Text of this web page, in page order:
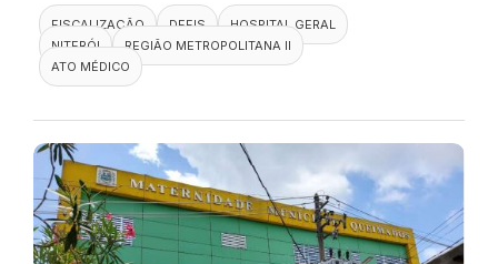
FISCALIZAÇÃO DEFIS
HOSPITAL GERAL
NITERÓI
REGIÃO METROPOLITANA II
ATO MÉDICO